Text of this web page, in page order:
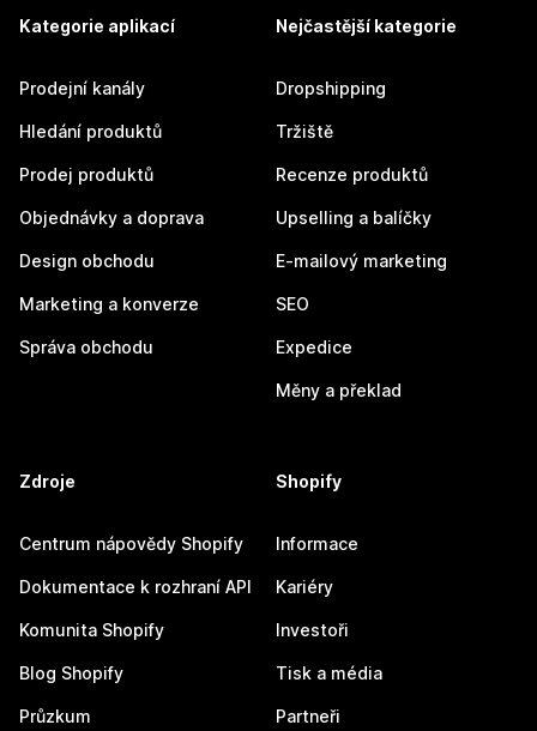
Kategorie aplikací
Prodejní kanály
Hledání produktů
Prodej produktů
Objednávky a doprava
Design obchodu
Marketing a konverze
Správa obchodu
Nejčastější kategorie
Dropshipping
Tržiště
Recenze produktů
Upselling a balíčky
E-mailový marketing
SEO
Expedice
Měny a překlad
Zdroje
Centrum nápovědy Shopify
Dokumentace k rozhraní API
Komunita Shopify
Blog Shopify
Průzkum
Shopify
Informace
Kariéry
Investoři
Tisk a média
Partneři